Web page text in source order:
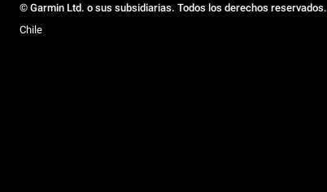
© Garmin Ltd. o sus subsidiarias. Todos los derechos reservados.
Chile